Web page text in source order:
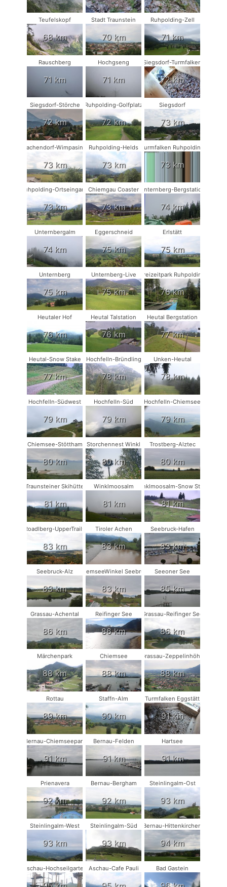
Teufelskopf
68 km
Stadt Traunstein
70 km
Ruhpolding-Zell
71 km
Rauschberg
71 km
Hochgseng
71 km
Siegsdorf-Turmfalken
72 km
Siegsdorf-Störche
72 km
Ruhpolding-Golfplatz
72 km
Siegsdorf
73 km
Vachendorf-Wimpasing
73 km
Ruhpolding-Helds
73 km
Turmfalken Ruhpolding
73 km
Ruhpolding-Ortseingang
73 km
Chiemgau Coaster
73 km
Unternberg-Bergstation
74 km
Unternbergalm
74 km
Eggerschneid
75 km
Erlstätt
75 km
Unternberg
75 km
Unternberg-Live
75 km
Freizeitpark Ruhpolding
76 km
Heutaler Hof
76 km
Heutal Talstation
76 km
Heutal Bergstation
77 km
Heutal-Snow Stake
77 km
Hochfelln-Bründling
78 km
Unken-Heutal
78 km
Hochfelln-Südwest
79 km
Hochfelln-Süd
79 km
Hochfelln-Chiemsee
79 km
Chiemsee-Stöttham
80 km
Storchennest Winkl
80 km
Trostberg-Alztec
80 km
Traunsteiner Skihütte
81 km
Winklmoosalm
81 km
Winklmoosalm-Snow Stake
81 km
Roadlberg-UpperTrails
83 km
Tiroler Achen
83 km
Seebruck-Hafen
83 km
Seebruck-Alz
83 km
ChiemseeWinkel Seebruck
83 km
Seeoner See
85 km
Grassau-Achental
86 km
Reifinger See
86 km
Grassau-Reifinger See
86 km
Märchenpark
88 km
Chiemsee
88 km
Grassau-Zeppelinhöhe
88 km
Rottau
89 km
Staffn-Alm
90 km
Turmfalken Eggstätt
91 km
Bernau-Chiemseepark
91 km
Bernau-Felden
91 km
Hartsee
91 km
Prienavera
92 km
Bernau-Bergham
92 km
Steinlingalm-Ost
93 km
Steinlingalm-West
93 km
Steinlingalm-Süd
93 km
Bernau-Hittenkirchen
94 km
Aschau-Hochseilgarten Aschau-Cafe Pauli Bad Gastein